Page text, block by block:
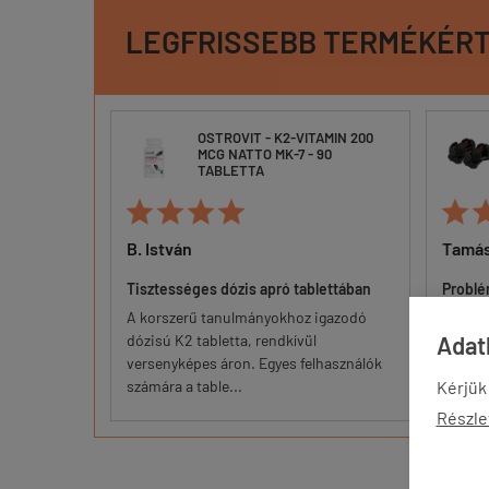
LEGFRISSEBB
OSTROVIT - K2-VITAMIN 200
MCG NATTO MK-7 - 90
TABLETTA

B. István
Tisztességes dózis apró tablettában
A korszerű tanulmányokhoz igazodó
dózisú K2 tabletta, rendkívül
versenyképes áron. Egyes felhasználók
számára a table...
